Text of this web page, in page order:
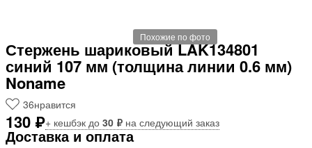
Похожие по фото
Стержень шариковый LAK134801
синий 107 мм (толщина линии 0.6 мм)
Noname
36нравится
130 ₽+ кешбэк до 30 ₽ на следующий заказ
Доставка и оплата